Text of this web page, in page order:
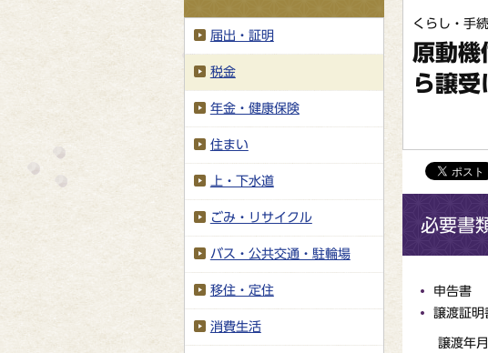
くらし・手
原動機
ら譲受
必要書
申告書
譲渡証明
譲渡年月
届出・証明
税金
年金・健康保険
住まい
上・下水道
ごみ・リサイクル
バス・公共交通・駐輪場
移住・定住
消費生活